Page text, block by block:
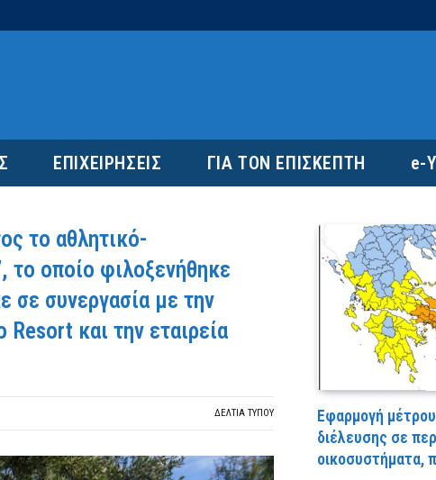
ΕΠΙΧΕΙΡΗΣΕΙΣ ΓΙΑ ΤΟΝ ΕΠΙΣΚΕΠΤΗ e-
το αθλητικό-
το οποίο φιλοξενήθηκε
σε συνεργασία με την
και την εταιρεία
ΔΕΛΤΙΑ ΤΥΠΟΥ
Εφαρμογή
διέλευσης σε
οικοσυστήματα,